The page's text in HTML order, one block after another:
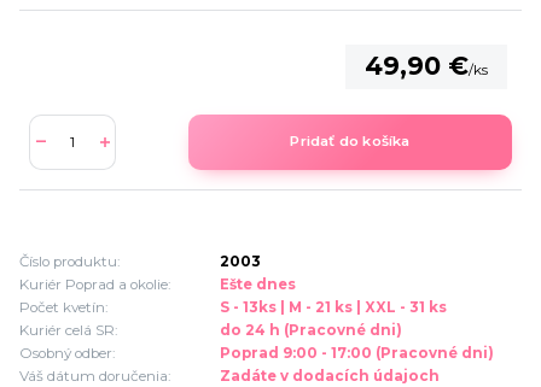
49,90 €/ks
Pridať do košíka
Číslo produktu:
2003
Kuriér Poprad a okolie:
Ešte dnes
Počet kvetín:
S - 13ks | M - 21 ks | XXL - 31 ks
Kuriér celá SR:
do 24 h (Pracovné dni)
Osobný odber:
Poprad 9:00 - 17:00 (Pracovné dni)
Váš dátum doručenia:
Zadáte v dodacích údajoch